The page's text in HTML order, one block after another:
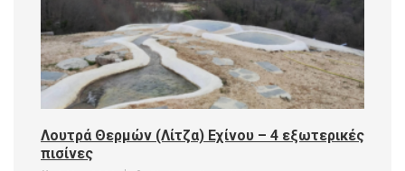
Λουτρά Θερμών (Λίτζα) Εχίνου – 4 εξωτερικές
πισίνες